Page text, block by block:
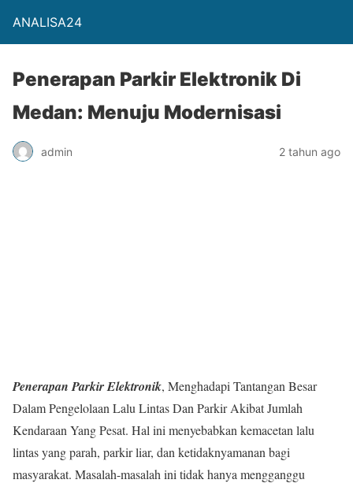
ANALISA24
Penerapan Parkir Elektronik Di
Medan: Menuju Modernisasi
admin 2 tahun ago
Penerapan Parkir Elektronik, Menghadapi Tantangan Besar
Dalam Pengelolaan Lalu Lintas Dan Parkir Akibat Jumlah
Kendaraan Yang Pesat. Hal ini menyebabkan kemacetan lalu
lintas yang parah, parkir liar, dan ketidaknyamanan bagi
masyarakat. Masalah-masalah ini tidak hanya mengganggu